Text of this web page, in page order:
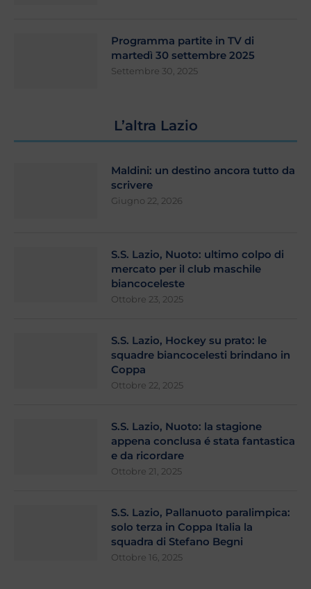
Programma partite in TV di
martedì 30 settembre 2025
Settembre 30, 2025
L’altra Lazio
Maldini: un destino ancora tutto da
scrivere
Giugno 22, 2026
S.S. Lazio, Nuoto: ultimo colpo di
mercato per il club maschile
biancoceleste
Ottobre 23, 2025
S.S. Lazio, Hockey su prato: le
squadre biancocelesti brindano in
Coppa
Ottobre 22, 2025
S.S. Lazio, Nuoto: la stagione
appena conclusa é stata fantastica
e da ricordare
Ottobre 21, 2025
S.S. Lazio, Pallanuoto paralimpica:
solo terza in Coppa Italia la
squadra di Stefano Begni
Ottobre 16, 2025